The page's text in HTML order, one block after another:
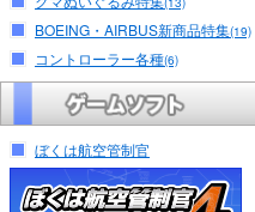
BOEING・AIRBUS新商品特集(19)
コントローラー各種(6)
ぼくは航空管制官